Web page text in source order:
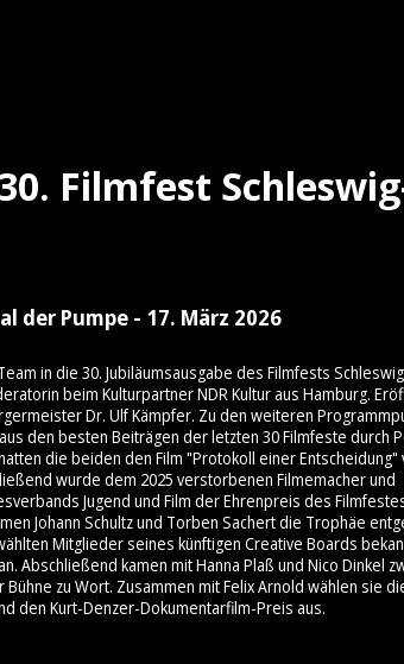
Filmfest
der Pumpe - 17. März 2026
in die 30. Jubiläumsausgabe des Filmfests
beim Kulturpartner NDR Kultur aus Hamburg.
Dr. Ulf Kämpfer. Zu den weiteren
den besten Beiträgen der letzten 30 Filmfeste durch
die beiden den Film "Protokoll einer
wurde dem 2025 verstorbenen Filmemacher und
Jugend und Film der Ehrenpreis des
Johann Schultz und Torben Sachert die Trophäe
Mitglieder seines künftigen Creative Boards
Abschließend kamen mit Hanna Plaß und Nico Dinkel
zu Wort. Zusammen mit Felix Arnold wählen sie
den Kurt-Denzer-Dokumentarfilm-Preis aus.